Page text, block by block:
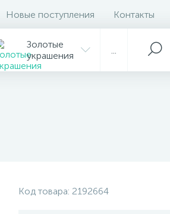
Новые поступления Контакты
Золотые
украшения
Код товара: 2192664